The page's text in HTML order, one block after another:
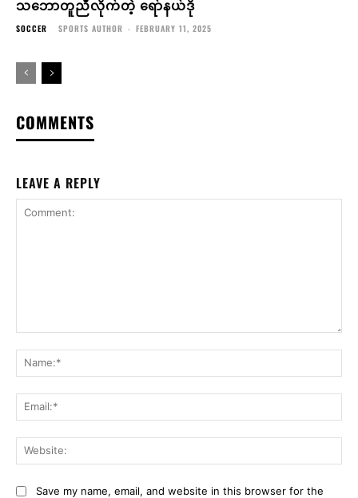
သဘောတူညီလိုက်တဲ့ ရော်နယ်ဒို
SOCCER SPORTS AUTHOR - FEBRUARY 11, 2025
COMMENTS
LEAVE A REPLY
Save my name, email, and website in this browser for the